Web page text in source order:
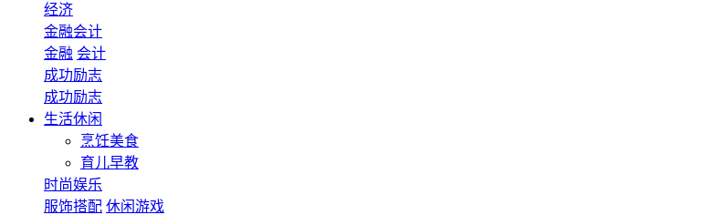
经济
金融会计
金融 会计
成功励志
成功励志
生活休闲
烹饪美食
育儿早教
时尚娱乐
服饰搭配 休闲游戏